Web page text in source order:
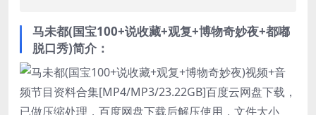
马未都(国宝100+说收藏+观复+博物奇妙夜+都嘟
脱口秀)简介：